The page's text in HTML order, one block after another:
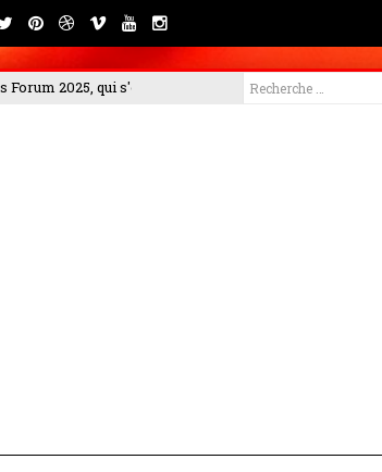
BTP met en garde contre les arnaques et